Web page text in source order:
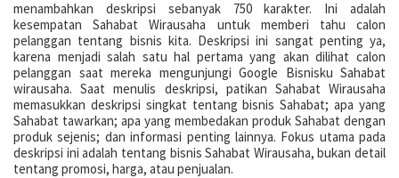
menambahkan deskripsi sebanyak 750 karakter. Ini adalah
kesempatan Sahabat Wirausaha untuk memberi tahu calon
pelanggan tentang bisnis kita. Deskripsi ini sangat penting ya,
karena menjadi salah satu hal pertama yang akan dilihat calon
pelanggan saat mereka mengunjungi Google Bisnisku Sahabat
wirausaha. Saat menulis deskripsi, patikan Sahabat Wirausaha
memasukkan deskripsi singkat tentang bisnis Sahabat; apa yang
Sahabat tawarkan; apa yang membedakan produk Sahabat dengan
produk sejenis; dan informasi penting lainnya. Fokus utama pada
deskripsi ini adalah tentang bisnis Sahabat Wirausaha, bukan detail
tentang promosi, harga, atau penjualan.